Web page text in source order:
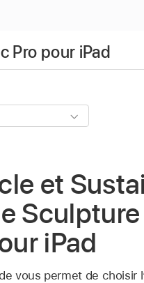
Pro pour iPad
et
iPad
vous permet de choisir